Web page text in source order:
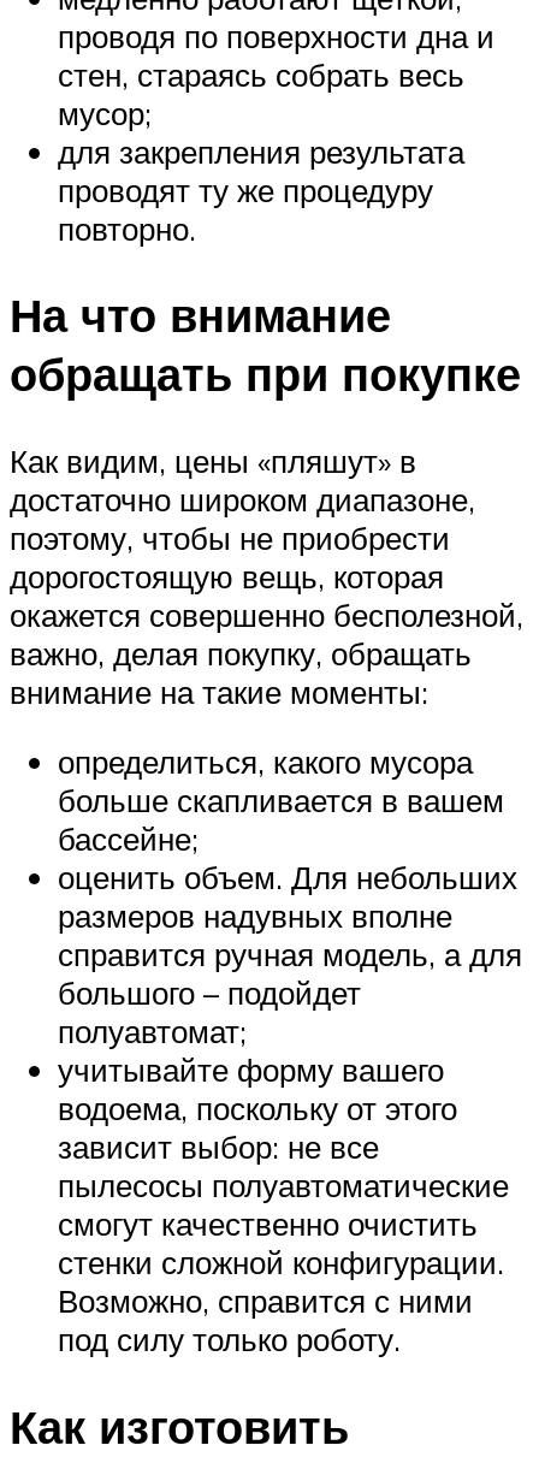
проводя по поверхности дна и
стен, стараясь собрать весь
мусор;
для закрепления результата
проводят ту же процедуру
повторно.
На что внимание
обращать при покупке
Как видим, цены «пляшут» в
достаточно широком диапазоне,
поэтому, чтобы не приобрести
дорогостоящую вещь, которая
окажется совершенно бесполезной,
важно, делая покупку, обращать
внимание на такие моменты:
определиться, какого мусора
больше скапливается в вашем
бассейне;
оценить объем. Для небольших
размеров надувных вполне
справится ручная модель, а для
большого – подойдет
полуавтомат;
учитывайте форму вашего
водоема, поскольку от этого
зависит выбор: не все
пылесосы полуавтоматические
смогут качественно очистить
стенки сложной конфигурации.
Возможно, справится с ними
под силу только роботу.
Как изготовить